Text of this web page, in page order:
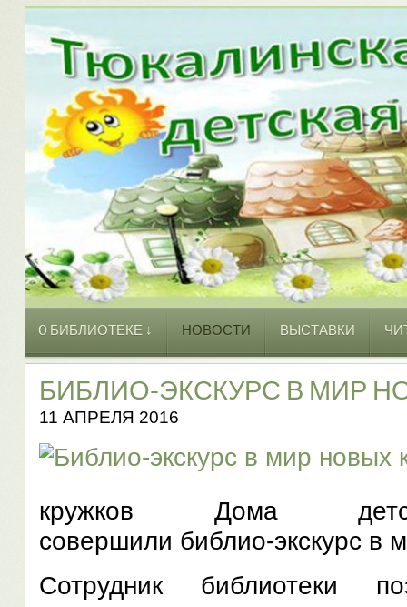
O БИБЛИОТЕКЕ ↓ НОВОСТИ ВЫСТАВКИ
БИБЛИО-ЭКСКУРС В МИР
11 АПРЕЛЯ 2016
кружков Дома
совершили библио-экскурс в
Сотрудник библиотеки